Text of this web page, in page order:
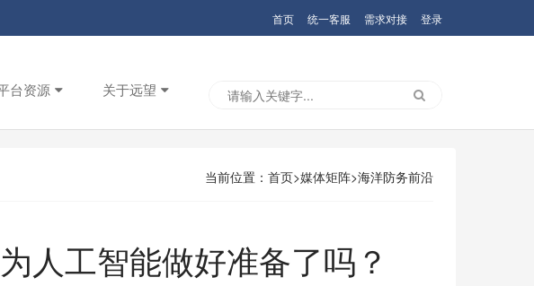
首页 统一客服 需求对接 登录
台资源 关于远望
当前位置： 首页>媒体矩阵>海洋防务前沿
人工智能做好准备了吗？